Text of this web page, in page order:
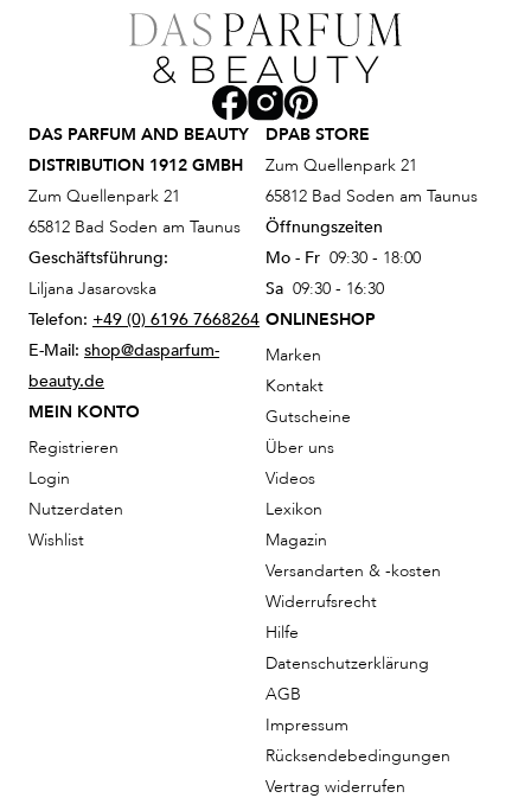
DAS PARFUM AND BEAUTY
DISTRIBUTION 1912 GMBH
Zum Quellenpark 21
65812 Bad Soden am Taunus
Geschäftsführung:
Liljana Jasarovska
Telefon: +49 (0) 6196 7668264
E-Mail: shop@dasparfum-
beauty.de
MEIN KONTO
Registrieren
Login
Nutzerdaten
Wishlist
DPAB STORE
Zum Quellenpark 21
65812 Bad Soden am Taunus
Öffnungszeiten
Mo - Fr 09:30 - 18:00
Sa 09:30 - 16:30
ONLINESHOP
Marken
Kontakt
Gutscheine
Über uns
Videos
Lexikon
Magazin
Versandarten & -kosten
Widerrufsrecht
Hilfe
Datenschutzerklärung
AGB
Impressum
Rücksendebedingungen
Vertrag widerrufen